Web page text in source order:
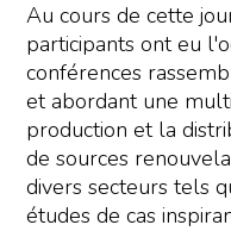
Au cours de cette
participants ont eu
conférences
et abordant une
production et la
de sources
divers secteurs tels
études de cas